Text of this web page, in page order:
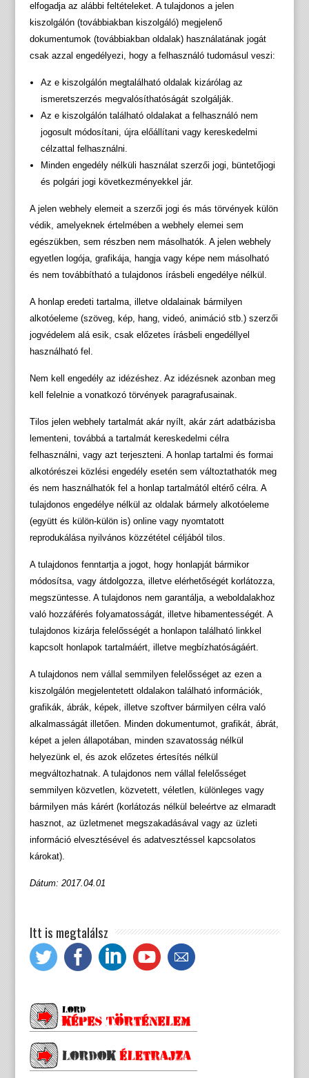
elfogadja az alábbi feltételeket. A tulajdonos a jelen
kiszolgálón (továbbiakban kiszolgáló) megjelenő
dokumentumok (továbbiakban oldalak) használatának jogát
csak azzal engedélyezi, hogy a felhasználó tudomásul veszi:
Az e kiszolgálón megtalálható oldalak kizárólag az
ismeretszerzés megvalósíthatóságát szolgálják.
Az e kiszolgálón található oldalakat a felhasználó nem
jogosult módosítani, újra előállítani vagy kereskedelmi
célzattal felhasználni.
Minden engedély nélküli használat szerzői jogi, büntetőjogi
és polgári jogi következményekkel jár.
A jelen webhely elemeit a szerzői jogi és más törvények külön
védik, amelyeknek értelmében a webhely elemei sem
egészükben, sem részben nem másolhatók. A jelen webhely
egyetlen logója, grafikája, hangja vagy képe nem másolható
és nem továbbítható a tulajdonos írásbeli engedélye nélkül.
A honlap eredeti tartalma, illetve oldalainak bármilyen
alkotóeleme (szöveg, kép, hang, videó, animáció stb.) szerzői
jogvédelem alá esik, csak előzetes írásbeli engedéllyel
használható fel.
Nem kell engedély az idézéshez. Az idézésnek azonban meg
kell felelnie a vonatkozó törvények paragrafusainak.
Tilos jelen webhely tartalmát akár nyílt, akár zárt adatbázisba
lementeni, továbbá a tartalmát kereskedelmi célra
felhasználni, vagy azt terjeszteni. A honlap tartalmi és formai
alkotórészei közlési engedély esetén sem változtathatók meg
és nem használhatók fel a honlap tartalmától eltérő célra. A
tulajdonos engedélye nélkül az oldalak bármely alkotóeleme
(együtt és külön-külön is) online vagy nyomtatott
reprodukálása nyilvános közzététel céljából tilos.
A tulajdonos fenntartja a jogot, hogy honlapját bármikor
módosítsa, vagy átdolgozza, illetve elérhetőségét korlátozza,
megszüntesse. A tulajdonos nem garantálja, a weboldalakhoz
való hozzáférés folyamatosságát, illetve hibamentességét. A
tulajdonos kizárja felelősségét a honlapon található linkkel
kapcsolt honlapok tartalmáért, illetve megbízhatóságáért.
A tulajdonos nem vállal semmilyen felelősséget az ezen a
kiszolgálón megjelentetett oldalakon található információk,
grafikák, ábrák, képek, illetve szoftver bármilyen célra való
alkalmasságát illetően. Minden dokumentumot, grafikát, ábrát,
képet a jelen állapotában, minden szavatosság nélkül
helyezünk el, és azok előzetes értesítés nélkül
megváltozhatnak. A tulajdonos nem vállal felelősséget
semmilyen közvetlen, közvetett, véletlen, különleges vagy
bármilyen más kárért (korlátozás nélkül beleértve az elmaradt
hasznot, az üzletmenet megszakadásával vagy az üzleti
információ elvesztésével és adatvesztéssel kapcsolatos
károkat).
Dátum: 2017.04.01
Itt is megtalálsz